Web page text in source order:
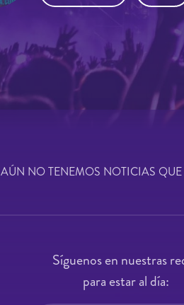
AÚN NO TENEMOS NOTICIAS
Síguenos en nuestras
para estar al día: